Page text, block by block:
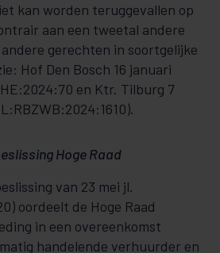
kan worden teruggevallen op
aan een tweetal andere
gerechten in soortgelijke
Hof Den Bosch 16 januari
en Ktr. Tilburg 7
Hoge Raad
van 23 mei jl.
oordeelt de Hoge Raad
in een overeenkomst
handelende verhuurder en